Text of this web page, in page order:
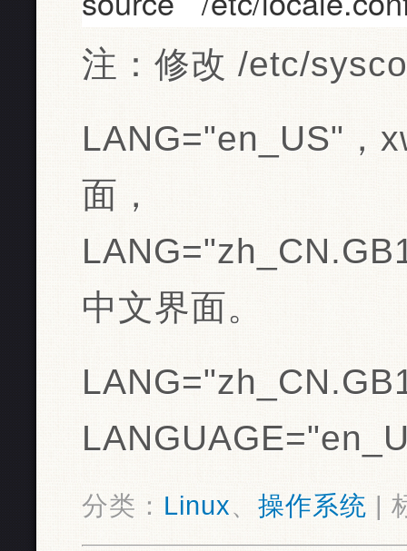
注：修改 /etc/
LANG="en_US"，
面，
中文界面。
分类： Linux、 操作系统 |